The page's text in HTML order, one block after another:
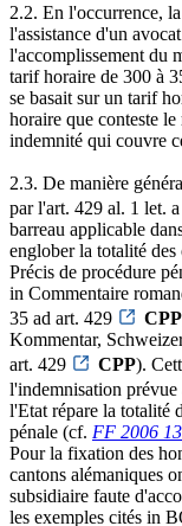
2.2. En l'occurrence,
l'assistance d'un
l'accomplissement du
tarif horaire de 300 à
se basait sur un tarif
horaire que conteste
indemnité qui couvre
2.3. De manière
par l'art. 429 al. 1 let. a
barreau applicable
englober la totalité
Précis de procédure
in Commentaire
35 ad art. 429
CPP
Kommentar,
art. 429
CPP).
l'indemnisation
l'Etat répare la totalité
pénale (cf. FF 2006
Pour la fixation des
cantons alémaniques
subsidiaire faute
les exemples cités in